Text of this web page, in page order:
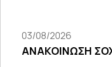
03/08/2026
ΑΝΑΚΟΙΝΩΣΗ